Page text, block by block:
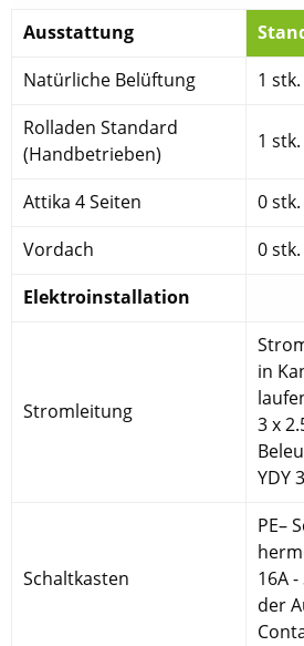
Ausstattung
Natürliche Belüftung
1 stk.
Rolladen Standard
(Handbetrieben)
1 stk.
Attika 4 Seiten
0 stk.
Vordach
0 stk.
Elektroinstallation
Stromleitung
in
3 x
YDY
Schaltkasten
PE–
16A
der